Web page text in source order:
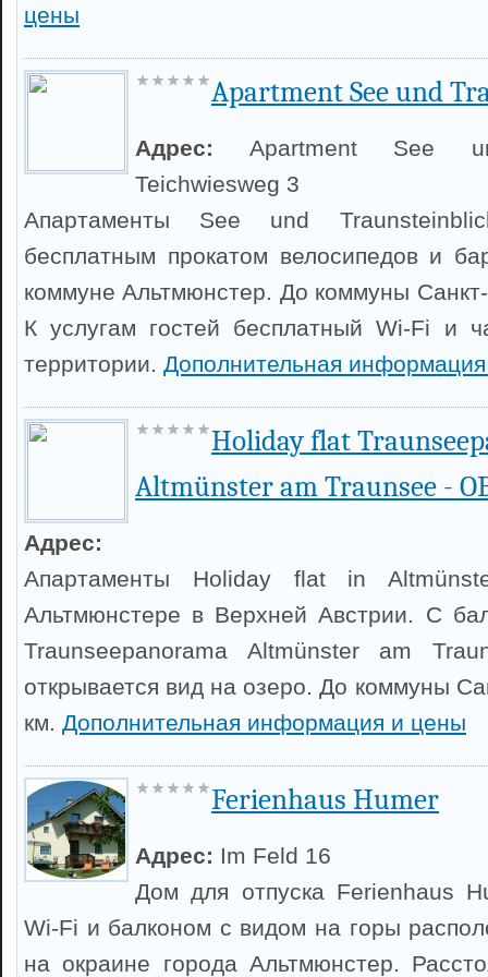
цены
Apartment See und
Адрес:Apartment See
Teichwiesweg 3
Апартаменты See und
бесплатным прокатом велосипедов и
коммуне Альтмюнстер. До коммуны
К услугам гостей бесплатный Wi-Fi и
территории. Дополнительная
Holiday flat
Altmünster am Traunsee -
Адрес:
Апартаменты Holiday flat in
Альтмюнстере в Верхней Австрии. С
Traunseepanorama Altmünster am
открывается вид на озеро. До коммуны
км. Дополнительная информация и цены
Ferienhaus Humer
Адрес: Im Feld 16
Дом для отпуска Ferienhaus
Wi-Fi и балконом с видом на горы
на окраине города Альтмюнстер.